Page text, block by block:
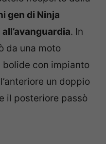
gen di Ninja
. In
da una moto
con impianto
un doppio
il posteriore passò